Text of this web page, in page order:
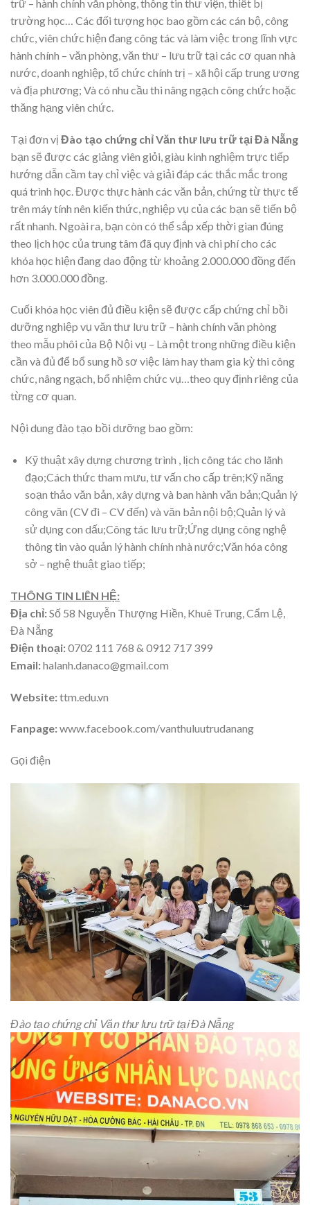
trữ – hành chính văn phòng, thông tin thư viện, thiết bị
trường học… Các đối tượng học bao gồm các cán bộ, công
chức, viên chức hiện đang công tác và làm việc trong lĩnh vực
hành chính – văn phòng, văn thư – lưu trữ tại các cơ quan nhà
nước, doanh nghiệp, tổ chức chính trị – xã hội cấp trung ương
và địa phương; Và có nhu cầu thi nâng ngạch công chức hoặc
thăng hạng viên chức.
Tại đơn vị Đào tạo chứng chỉ Văn thư lưu trữ tại Đà Nẵng
bạn sẽ được các giảng viên giỏi, giàu kinh nghiệm trực tiếp
hướng dẫn cầm tay chỉ việc và giải đáp các thắc mắc trong
quá trình học. Được thực hành các văn bản, chứng từ thực tế
trên máy tính nên kiến thức, nghiệp vụ của các bạn sẽ tiến bộ
rất nhanh. Ngoài ra, bạn còn có thể sắp xếp thời gian đúng
theo lịch học của trung tâm đã quy định và chi phí cho các
khóa học hiện đang dao động từ khoảng 2.000.000 đồng đến
hơn 3.000.000 đồng.
Cuối khóa học viên đủ điều kiện sẽ được cấp chứng chỉ bồi
dưỡng nghiệp vụ văn thư lưu trữ – hành chính văn phòng
theo mẫu phôi của Bộ Nội vụ – Là một trong những điều kiện
cần và đủ để bổ sung hồ sơ việc làm hay tham gia kỳ thi công
chức, nâng ngạch, bổ nhiệm chức vụ…theo quy định riêng của
từng cơ quan.
Nội dung đào tạo bồi dưỡng bao gồm:
Kỹ thuật xây dựng chương trình , lịch công tác cho lãnh
đạo;Cách thức tham mưu, tư vấn cho cấp trên;Kỹ năng
soạn thảo văn bản, xây dựng và ban hành văn bản;Quản lý
công văn (CV đi – CV đến) và văn bản nội bộ;Quản lý và
sử dụng con dấu;Công tác lưu trữ;Ứng dụng công nghệ
thông tin vào quản lý hành chính nhà nước;Văn hóa công
sở – nghệ thuật giao tiếp;
THÔNG TIN LIÊN HỆ:
Địa chỉ:Số 58 Nguyễn Thượng Hiền, Khuê Trung, Cẩm Lệ,
Đà Nẵng
Điện thoại:0702 111 768 & 0912 717 399
Email:halanh.danaco@gmail.com
Website:ttm.edu.vn
Fanpage:www.facebook.com/vanthuluutrudanang
Gọi điện
Đào tạo chứng chỉ Văn thư lưu trữ tại Đà Nẵng